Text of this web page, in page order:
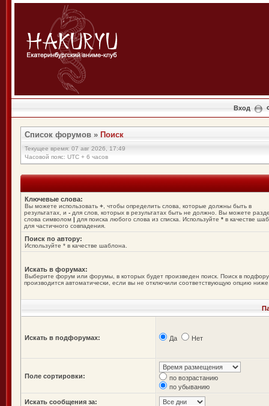
Вход
Список форумов » Поиск
Текущее время: 07 авг 2026, 17:49
Часовой пояс: UTC + 6 часов
Ключевые слова:
Вы можете использовать + , чтобы определить слова, которые должны быть в
результатах, и - для слов, которых в результатах быть не должно. Вы можете
слова символом | для поиска любого слова из списка. Используйте * в качестве
для частичного совпадения.
Поиск по автору:
Используйте * в качестве шаблона.
Искать в форумах:
Выберите форум или форумы, в которых будет произведен поиск. Поиск в
производится автоматически, если вы не отключили соответствующую опцию
Искать в подфорумах: Да Нет
Поле сортировки:
по возрастанию
по убыванию
Искать сообщения за: